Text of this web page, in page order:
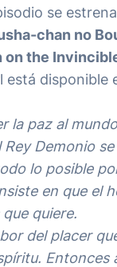
se
chan no
on the
está disponible
la paz al
Demonio
lo posible
en que el
quiere.
del placer